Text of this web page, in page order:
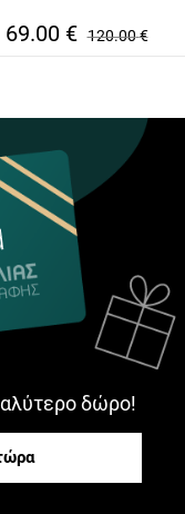
69.00 € 120.00€
δώρο!